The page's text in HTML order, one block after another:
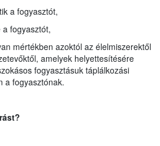
a fogyasztót,
fogyasztót,
mértékben azoktól az élelmiszerektől
amelyek helyettesítésére
fogyasztásuk táplálkozási
a fogyasztónak.